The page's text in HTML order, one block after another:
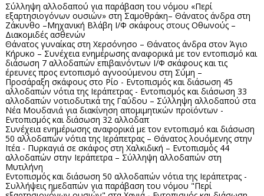
Σύλληψη αλλοδαπού για παράβαση του νόμου «Περί
εξαρτησιογόνων ουσιών» στη Σαμοθράκη– Θάνατος άνδρα στη
Ζάκυνθο –Μηχανική Βλάβη Ι/Φ σκάφους στους Οθωνούς –
Διακομιδές ασθενών
Θάνατος γυναίκας στη Χερσόνησο – Θάνατος άνδρα στον Άγιο
Κήρυκο – Συνέχεια ενημέρωσης αναφορικά με τον εντοπισμό και
διάσωση 7 αλλοδαπών επιβαινόντων Ι/Φ σκάφους και τις
έρευνες προς εντοπισμό αγνοούμενου στη Σύμη –
Προσάραξη σκάφους στο Ρίο - Εντοπισμός και διάσωση 45
αλλοδαπών νότια της Ιεράπετρας - Εντοπισμός και διάσωση 33
αλλοδαπών νοτιοδυτικά της Γαύδου – Σύλληψη αλλοδαπού στα
Νέα Μουδανιά για διακίνηση απομιμητικών προϊόντων -
Εντοπισμός και διάσωση 32 αλλοδαπ
Συνέχεια ενημέρωσης αναφορικά με τον εντοπισμό και διάσωση
50 αλλοδαπών νότια της Ιεράπετρας – Θάνατος λουόμενης στην
Ιτέα - Πυρκαγιά σε σκάφος στη Χαλκιδική – Εντοπισμός 44
αλλοδαπών στην Ιεράπετρα – Σύλληψη αλλοδαπών στη
Μυτιλήνη
Εντοπισμός και διάσωση 50 αλλοδαπών νότια της Ιεράπετρας -
Συλλήψεις ημεδαπών για παράβαση του νόμου "Περί